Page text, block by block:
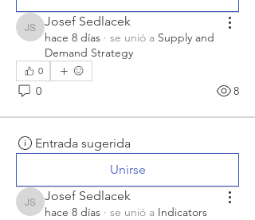
Josef Sedlacek
Josef Sedlacek
hace 8 días · se unió a Supply and
Demand Strategy
0
0 8
Entrada sugerida
Unirse
Josef Sedlacek
Josef Sedlacek
hace 8 días · se unió a Indicators